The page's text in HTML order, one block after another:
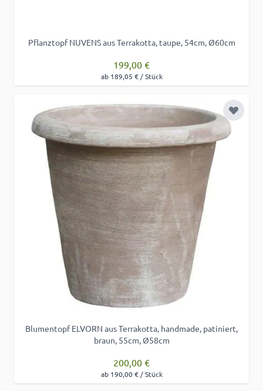
Pflanztopf NUVENS aus Terrakotta, taupe, 54cm, Ø60cm
199,00 €
ab 189,05 € / Stück
Zur
Blumentopf ELVORN aus Terrakotta, handmade, patiniert,
braun, 55cm, Ø58cm
200,00 €
ab 190,00 € / Stück